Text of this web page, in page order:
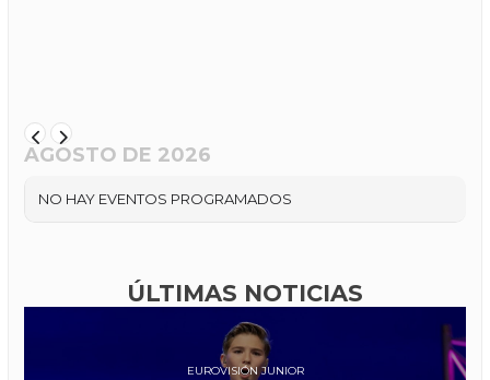
AGOSTO DE 2026
NO HAY EVENTOS PROGRAMADOS
ÚLTIMAS NOTICIAS
EUROVISIÓN JUNIOR